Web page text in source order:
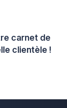
carnet de
clientèle !